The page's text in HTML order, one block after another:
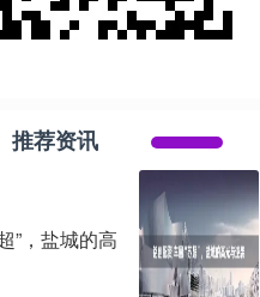
推荐资讯
”，盐城的高